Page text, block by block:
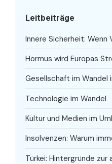
Leitbeiträge
Innere Sicherheit:
Hormus wird Europas
Gesellschaft im Wandel
Technologie im Wandel
Kultur und Medien im
Insolvenzen: Warum
Türkei: Hintergründe